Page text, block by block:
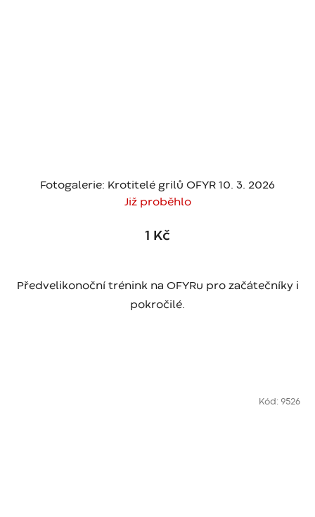
Fotogalerie: Krotitelé grilů OFYR 10. 3. 2026
Již proběhlo
1 Kč
Předvelikonoční trénink na OFYRu pro začátečníky i
pokročilé.
Kód: 9526